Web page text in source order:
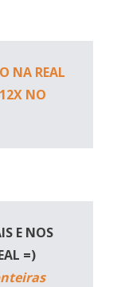
NA REAL
NO
E NOS
=)